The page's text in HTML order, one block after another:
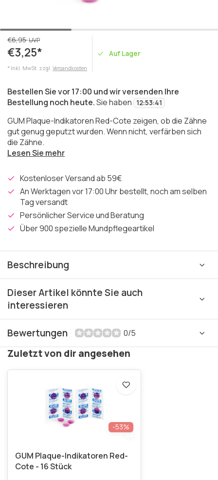
€6,95UVP
€3,25*
* Inkl. MwSt. zzgl. Versandkosten
Auf Lager
Bestellen Sie vor 17:00 und wir versenden Ihre
Bestellung noch heute.Sie haben 12:53:41
GUM Plaque-Indikatoren Red-Cote zeigen, ob die Zähne
gut genug geputzt wurden. Wenn nicht, verfärben sich
die Zähne.
Lesen Sie mehr
Kostenloser Versand ab 59€
An Werktagen vor 17:00 Uhr bestellt, noch am selben
Tag versandt
Persönlicher Service und Beratung
Über 900 spezielle Mundpflegeartikel
Beschreibung
Dieser Artikel könnte Sie auch
interessieren
Bewertungen 0/5
Zuletzt von dir angesehen
-53%
GUM Plaque-Indikatoren Red-
Cote - 16 Stück